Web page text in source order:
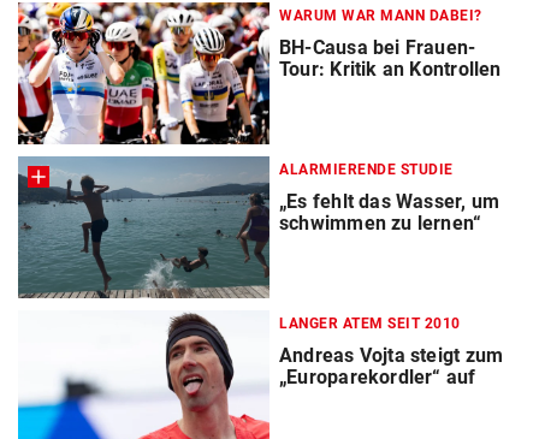
WARUM WAR MANN DABEI?
BH-Causa bei Frauen-
Tour: Kritik an Kontrollen
ALARMIERENDE STUDIE
„Es fehlt das Wasser, um
schwimmen zu lernen“
LANGER ATEM SEIT 2010
Andreas Vojta steigt zum
„Europarekordler“ auf